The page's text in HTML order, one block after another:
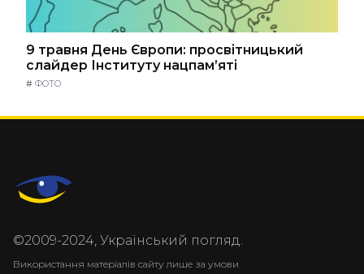
9 травня День Європи: просвітницький
слайдер Інституту нацпам’яті
# ФОТО
©2009-2024, Український погляд.
Використання матеріалів сайту лише за умови